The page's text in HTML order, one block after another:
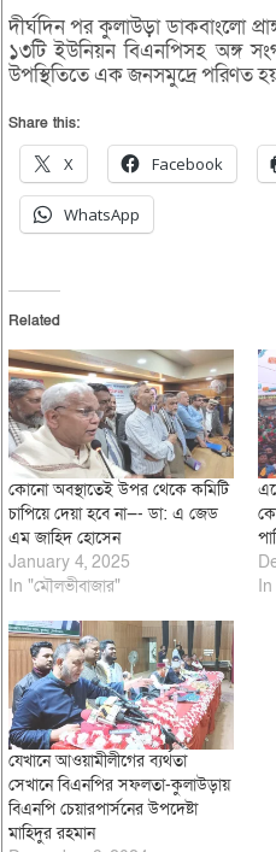
দীর্ঘদিন পর কুলাউড়া ডাকবাংলো
১৩টি ইউনিয়ন বিএনপিসহ অঙ্গ
উপস্থিতিতে এক জনসমুদ্রে পরিণত
Share this:
X Facebook
WhatsApp
Related
কোনো অবস্থাতেই উপর থেকে কমিটি
চাপিয়ে দেয়া হবে না—- ডা: এ জেড
এম জাহিদ হোসেন
January 4, 2025
In "মৌলভীবাজার"
In
যেখানে আওয়ামীলীগের ব্যর্থতা
সেখানে বিএনপির সফলতা-কুলাউড়ায়
বিএনপি চেয়ারপার্সনের উপদেষ্টা
মাহিদুর রহমান